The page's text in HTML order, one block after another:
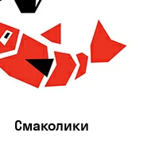
Смаколики